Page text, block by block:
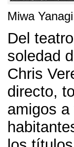
Miwa Yanagi
Del
soledad
Chris
directo,
amigos